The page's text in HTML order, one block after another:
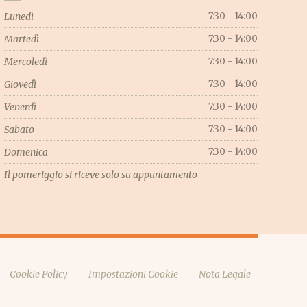
Lunedì 7:30 - 14:00
Martedì 7:30 - 14:00
Mercoledì 7:30 - 14:00
Giovedì 7:30 - 14:00
Venerdì 7:30 - 14:00
Sabato 7:30 - 14:00
Domenica 7:30 - 14:00
Il pomeriggio si riceve solo su appuntamento
Cookie Policy Impostazioni Cookie Nota Legale